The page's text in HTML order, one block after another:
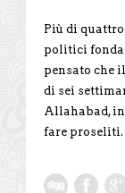
Più di
politici
pensato che
di sei
Allahabad, in
fare proseliti.